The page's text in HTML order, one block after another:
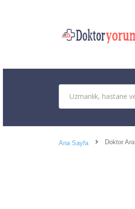
Ana Sayfa Doktor Ara